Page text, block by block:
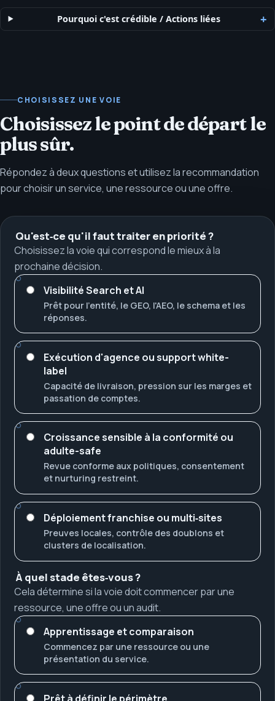
Pourquoi c'est crédible /Actions liées
CHOISISSEZ UNE VOIE
Choisissez le point de départ le
plus sûr.
Répondez à deux questions et utilisez la recommandation
pour choisir un service, une ressource ou une offre.
Qu'est‑ce qu'il faut traiter en priorité ?
Choisissez la voie qui correspond le mieux à la
prochaine décision.
Visibilité Search et AI
Prêt pour l'entité, le GEO, l'AEO, le schema et les
réponses.
Exécution d'agence ou support white-
label
Capacité de livraison, pression sur les marges et
passation de comptes.
Croissance sensible à la conformité ou
adulte-safe
Revue conforme aux politiques, consentement
et nurturing restreint.
Déploiement franchise ou multi‑sites
Preuves locales, contrôle des doublons et
clusters de localisation.
À quel stade êtes‑vous ?
Cela détermine si la voie doit commencer par une
ressource, une offre ou un audit.
Apprentissage et comparaison
Commencez par une ressource ou une
présentation du service.